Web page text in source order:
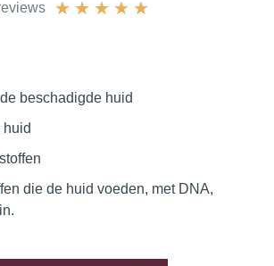
★ ★ ★ ★ ★
beschadigde huid
huid
die de huid voeden, met DNA,